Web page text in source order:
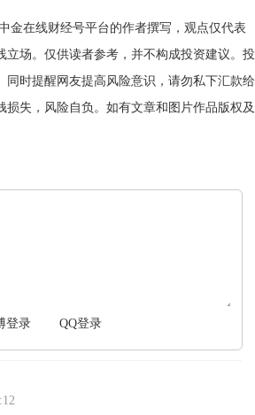
金在线财经号平台的作者撰写，观点仅代表
立场。仅供读者参考，并不构成投资建议。投
同时提醒网友提高风险意识，请勿私下汇款给
损失，风险自负。如有文章和图片作品版权及
登录 QQ登录